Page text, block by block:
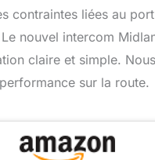
contraintes liées au
nouvel intercom
claire et simple.
sur la route.